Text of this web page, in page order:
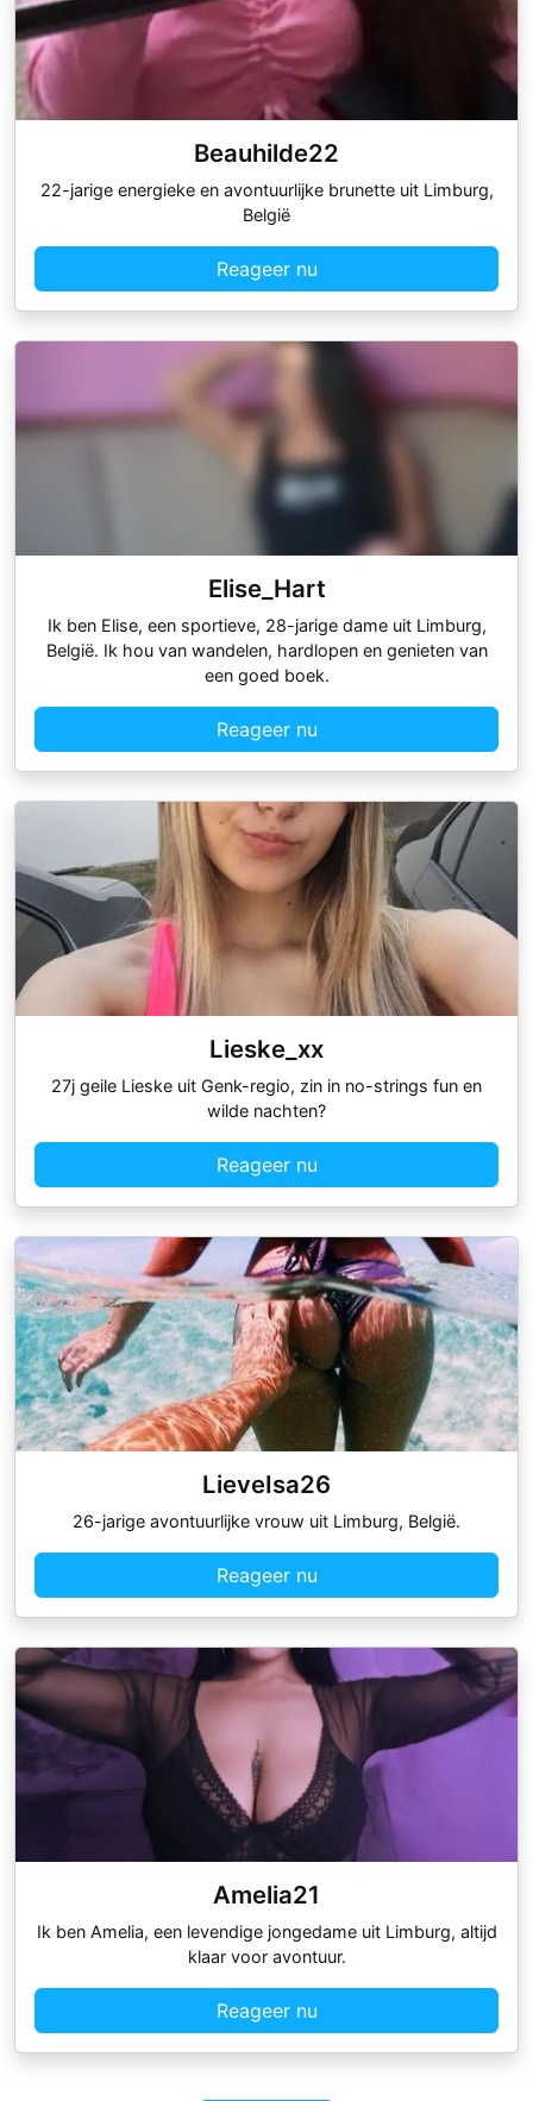
Beauhilde22
22-jarige energieke en avontuurlijke brunette uit Limburg,
België
Reageer nu
Elise_Hart
Ik ben Elise, een sportieve, 28-jarige dame uit Limburg,
België. Ik hou van wandelen, hardlopen en genieten van
een goed boek.
Reageer nu
Lieske_xx
27j geile Lieske uit Genk-regio, zin in no-strings fun en
wilde nachten?
Reageer nu
LieveIsa26
26-jarige avontuurlijke vrouw uit Limburg, België.
Reageer nu
Amelia21
Ik ben Amelia, een levendige jongedame uit Limburg, altijd
klaar voor avontuur.
Reageer nu